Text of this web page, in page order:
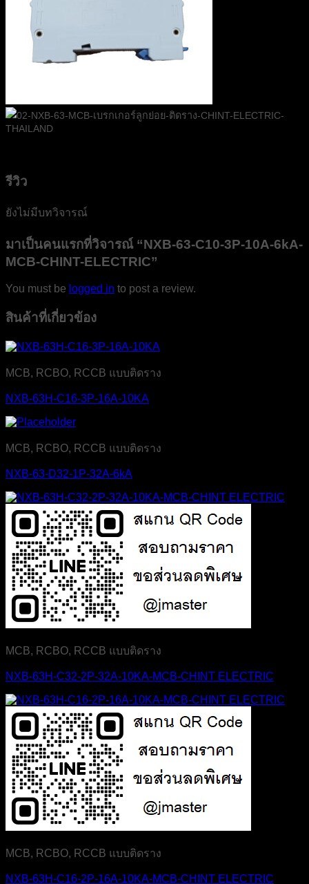
รีวิว
ยังไม่มีบทวิจารณ์
มาเป็นคนแรกที่วิจารณ์ “NXB-63-C10-3P-10A-6kA-
MCB-CHINT-ELECTRIC”
You must be logged in to post a review.
สินค้าที่เกี่ยวข้อง
MCB, RCBO, RCCB แบบติดราง
NXB-63H-C16-3P-16A-10KA
MCB, RCBO, RCCB แบบติดราง
NXB-63-D32-1P-32A-6kA
MCB, RCBO, RCCB แบบติดราง
NXB-63H-C32-2P-32A-10KA-MCB-CHINT ELECTRIC
MCB, RCBO, RCCB แบบติดราง
NXB-63H-C16-2P-16A-10KA-MCB-CHINT ELECTRIC